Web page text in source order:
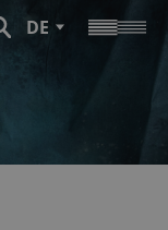
DE